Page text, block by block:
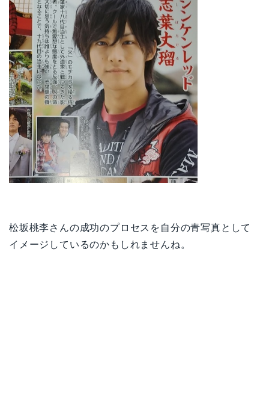
松坂桃李さんの成功のプロセスを自分の青写真として
イメージしているのかもしれませんね。